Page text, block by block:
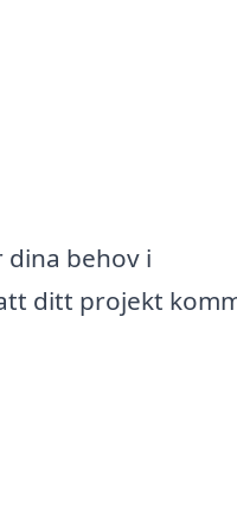
behov i
ditt projekt